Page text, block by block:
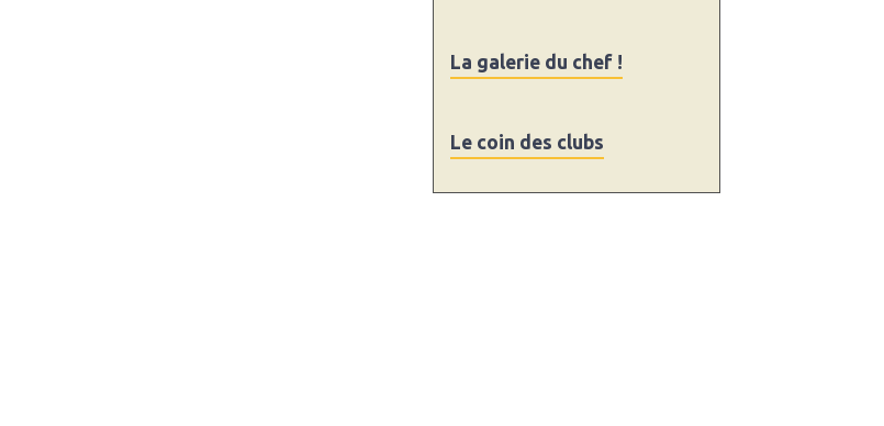
La galerie du chef !
Le coin des clubs